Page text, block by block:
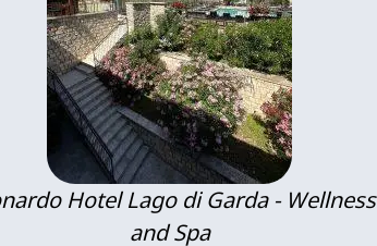
Hotel Lago di Garda - Wellness
and Spa